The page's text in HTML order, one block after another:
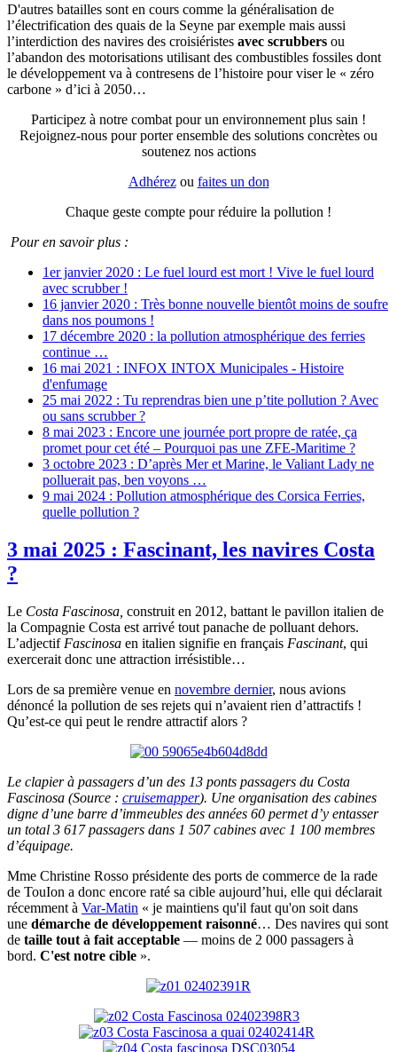
D'autres batailles sont en cours comme la généralisation de
l’électrification des quais de la Seyne par exemple mais aussi
l’interdiction des navires des croisiéristes avec scrubbers ou
l’abandon des motorisations utilisant des combustibles fossiles dont
le développement va à contresens de l’histoire pour viser le « zéro
carbone » d’ici à 2050…
Participez à notre combat pour un environnement plus sain !
Rejoignez-nous pour porter ensemble des solutions concrètes ou
soutenez nos actions
Adhérezou faites un don
Chaque geste compte pour réduire la pollution !
Pour en savoir plus :
1er janvier 2020 : Le fuel lourd est mort ! Vive le fuel lourd
avec scrubber !
16 janvier 2020 : Très bonne nouvelle bientôt moins de soufre
dans nos poumons !
17 décembre 2020 : la pollution atmosphérique des ferries
continue …
16 mai 2021 : INFOX INTOX Municipales - Histoire
d'enfumage
25 mai 2022 : Tu reprendras bien une p’tite pollution ? Avec
ou sans scrubber ?
8 mai 2023 : Encore une journée port propre de ratée, ça
promet pour cet été – Pourquoi pas une ZFE-Maritime ?
3 octobre 2023 : D’après Mer et Marine, le Valiant Lady ne
polluerait pas, ben voyons …
9 mai 2024 : Pollution atmosphérique des Corsica Ferries,
quelle pollution ?
3 mai 2025 : Fascinant, les navires Costa
?
Le Costa Fascinosa, construit en 2012, battant le pavillon italien de
la Compagnie Costa est arrivé tout panache de polluant dehors.
L’adjectif Fascinosa en italien signifie en français Fascinant, qui
exercerait donc une attraction irrésistible…
Lors de sa première venue en novembre dernier, nous avions
dénoncé la pollution de ses rejets qui n’avaient rien d’attractifs !
Qu’est-ce qui peut le rendre attractif alors ?
Le clapier à passagers d’un des 13 ponts passagers du Costa
Fascinosa (Source : cruisemapper). Une organisation des cabines
digne d’une barre d’immeubles des années 60 permet d’y entasser
un total 3 617 passagers dans 1 507 cabines avec 1 100 membres
d’équipage.
Mme Christine Rosso présidente des ports de commerce de la rade
de TouIon a donc encore raté sa cible aujourd’hui, elle qui déclarait
récemment à Var-Matin « je maintiens qu'il faut qu'on soit dans
une démarche de développement raisonné… Des navires qui sont
de taille tout à fait acceptable — moins de 2 000 passagers à
bord. C'est notre cible ».